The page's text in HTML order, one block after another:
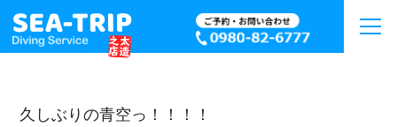
久しぶりの青空っ！！！！